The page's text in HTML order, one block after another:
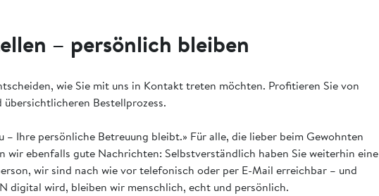
– persönlich bleiben
wie Sie mit uns in Kontakt treten möchten. Profitieren Sie von
Bestellprozess.
– Ihre persönliche Betreuung bleibt.» Für alle, die lieber beim Gewohnten
wir ebenfalls gute Nachrichten: Selbstverständlich haben Sie weiterhin eine
wir sind nach wie vor telefonisch oder per E-Mail erreichbar – und
digital wird, bleiben wir menschlich, echt und persönlich.